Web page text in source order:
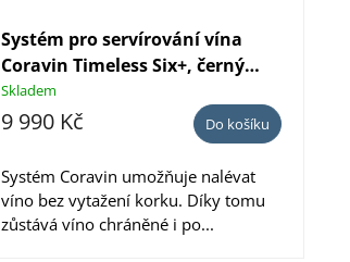
Systém pro servírování vína
Coravin Timeless Six+, černý
lesk
Skladem
9 990 Kč Do košíku
Systém Coravin umožňuje nalévat
víno bez vytažení korku. Díky tomu
zůstává víno chráněné i po...